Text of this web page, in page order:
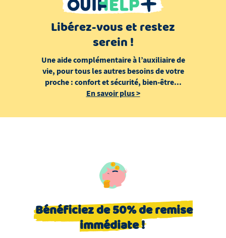
Libérez-vous et restez
serein !
Une aide complémentaire à l’auxiliaire de
vie, pour tous les autres besoins de votre
proche : confort et sécurité, bien-être...
En savoir plus>
Bénéficiez de 50% de remise
immédiate !